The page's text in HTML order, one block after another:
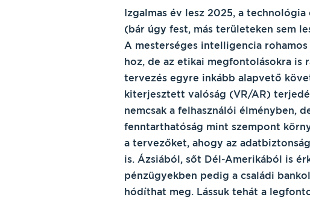
Izgalmas év lesz 2025, a
(bár úgy fest, más területeken sem
A mesterséges intelligencia
hoz, de az etikai megfontolásokra is
tervezés egyre inkább alapvető
kiterjesztett valóság (VR/AR)
nemcsak a felhasználói élményben,
fenntarthatóság mint szempont
a tervezőket, ahogy az
is. Ázsiából, sőt Dél-Amerikából is
pénzügyekben pedig a családi
hódíthat meg. Lássuk tehát a